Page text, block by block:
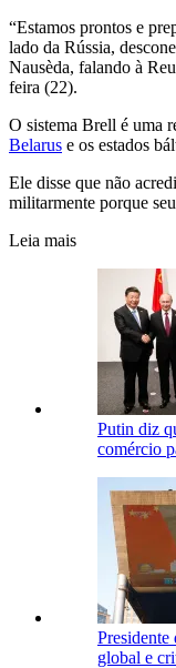
“Estamos prontos e
lado da Rússia,
Nausèda, falando à
feira (22).
O sistema Brell é uma
Belarus e os estados
Ele disse que não
militarmente porque
Leia mais
Putin diz
comércio
Presidente
global e